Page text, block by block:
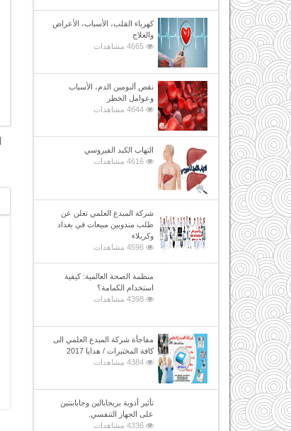
كهرباء القلب، الأسباب، الأعراض
والعلاج
4665 مشاهدات
نقص ألبومين الدم، الأسباب
وعوامل الخطر
4644 مشاهدات
التهاب الكبد الفيروسي
4616 مشاهدات
شركة المبدع العلمي تعلن عن
طلب مندوبين مبيعات في بغداد
وكربلاء
4596 مشاهدات
منظمة الصحة العالمية: كيفية
استخدام الكمامة؟
4398 مشاهدات
مفاجأة شركة المبدع العلمي الى
كافة المختبرات / هدايا 2017
4384 مشاهدات
تأثير أدوية بريجابالين وجابابنتين
على الجهاز التنفسي.
4336 مشاهدات